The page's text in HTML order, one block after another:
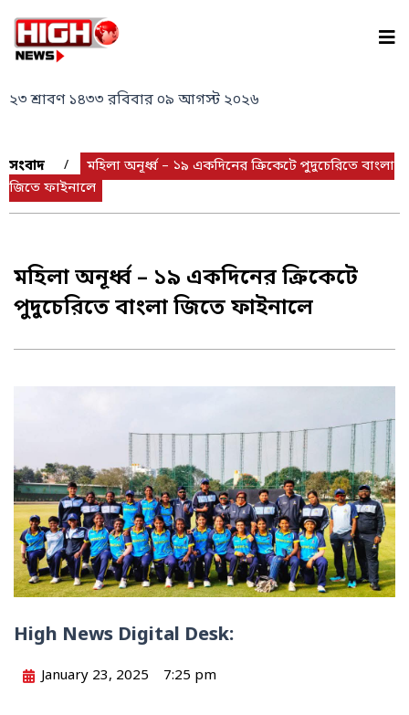
content
২৩ শ্রাবণ ১৪৩৩ রবিবার ০৯ আগস্ট ২০২৬
সংবাদ »
মহিলা অনূর্ধ্ব – ১৯ একদিনের ক্রিকেটে পুদুচেরিতে বাংলা
জিতে ফাইনালে
মহিলা অনূর্ধ্ব – ১৯ একদিনের ক্রিকেটে
পুদুচেরিতে বাংলা জিতে ফাইনালে
High News Digital Desk:
January 23, 2025 7:25 pm